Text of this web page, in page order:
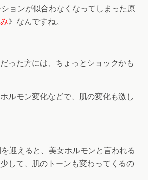
ョンが似合わなくなってしまった原
》なんですね。
った方には、ちょっとショックかも
ルモン変化などで、肌の変化も激し
迎えると、美女ホルモンと言われる
して、肌のトーンも変わってくるの